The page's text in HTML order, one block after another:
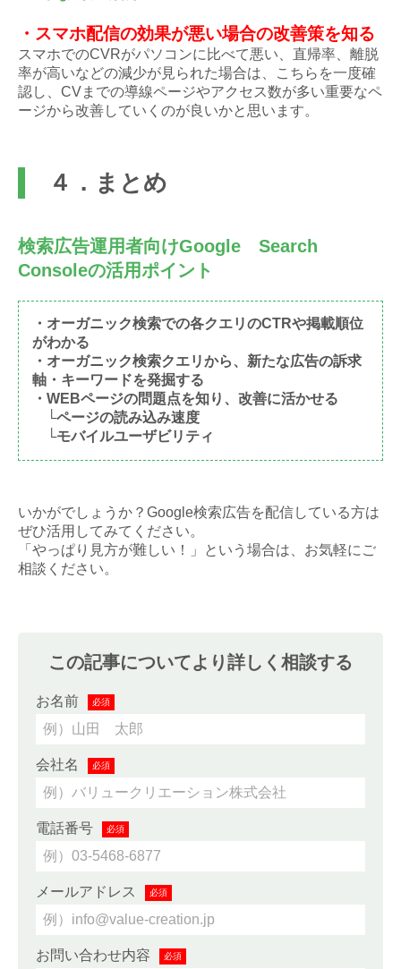
・スマホ配信の効果が悪い場合の改善策を知る
スマホでのCVRがパソコンに比べて悪い、直帰率、離脱
率が高いなどの減少が見られた場合は、こちらを一度確
認し、CVまでの導線ページやアクセス数が多い重要なペ
ージから改善していくのが良いかと思います。
４．まとめ
検索広告運用者向けGoogle Search
Consoleの活用ポイント
・オーガニック検索での各クエリのCTRや掲載順位
がわかる
・オーガニック検索クエリから、新たな広告の訴求
軸・キーワードを発掘する
・WEBページの問題点を知り、改善に活かせる
└ページの読み込み速度
└モバイルユーザビリティ
いかがでしょうか？Google検索広告を配信している方は
ぜひ活用してみてください。
「やっぱり見方が難しい！」という場合は、お気軽にご
相談ください。
この記事についてより詳しく相談する
お名前 必須
会社名 必須
電話番号 必須
メールアドレス 必須
お問い合わせ内容 必須